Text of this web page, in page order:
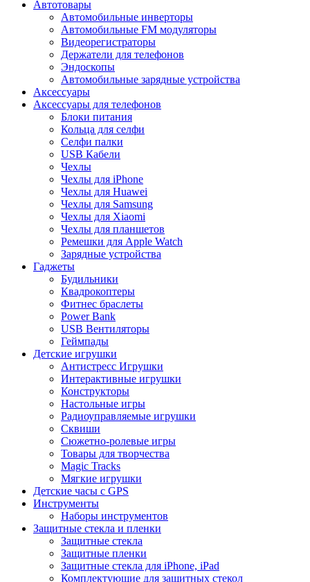
Автотовары
Автомобильные инверторы
Автомобильные FM модуляторы
Видеорегистраторы
Держатели для телефонов
Эндоскопы
Автомобильные зарядные устройства
Аксессуары
Аксессуары для телефонов
Блоки питания
Кольца для селфи
Селфи палки
USB Кабели
Чехлы
Чехлы для iPhone
Чехлы для Huawei
Чехлы для Samsung
Чехлы для Xiaomi
Чехлы для планшетов
Ремешки для Apple Watch
Зарядные устройства
Гаджеты
Будильники
Квадрокоптеры
Фитнес браслеты
Power Bank
USB Вентиляторы
Геймпады
Детские игрушки
Антистресс Игрушки
Интерактивные игрушки
Конструкторы
Настольные игры
Радиоуправляемые игрушки
Сквиши
Сюжетно-ролевые игры
Товары для творчества
Magic Tracks
Мягкие игрушки
Детские часы с GPS
Инструменты
Наборы инструментов
Защитные стекла и пленки
Защитные стекла
Защитные пленки
Защитные стекла для iPhone, iPad
Комплектующие для защитных стекол